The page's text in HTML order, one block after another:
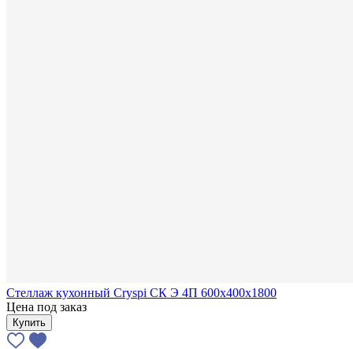
Стеллаж кухонный Cryspi СК Э 4П 600х400х1800
Цена под заказ
Купить